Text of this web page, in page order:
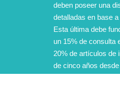
deben poseer una
detalladas en base
Esta última debe
un 15% de consulta
20% de artículos de
de cinco años